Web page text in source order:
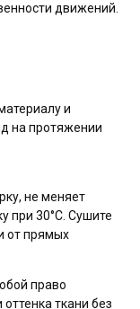
движений.
и
на протяжении
не меняет
при 30°С. Сушите
от прямых
право
ткани без